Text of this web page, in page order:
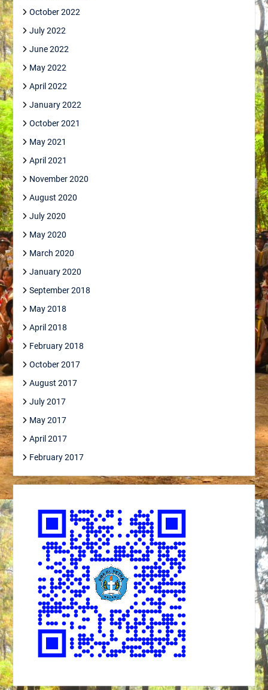
October 2022
July 2022
June 2022
May 2022
April 2022
January 2022
October 2021
May 2021
April 2021
November 2020
August 2020
July 2020
May 2020
March 2020
January 2020
September 2018
May 2018
April 2018
February 2018
October 2017
August 2017
July 2017
May 2017
April 2017
February 2017